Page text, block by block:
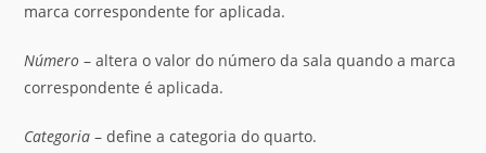
marca correspondente for aplicada.
Número – altera o valor do número da sala quando a marca
correspondente é aplicada.
Categoria – define a categoria do quarto.